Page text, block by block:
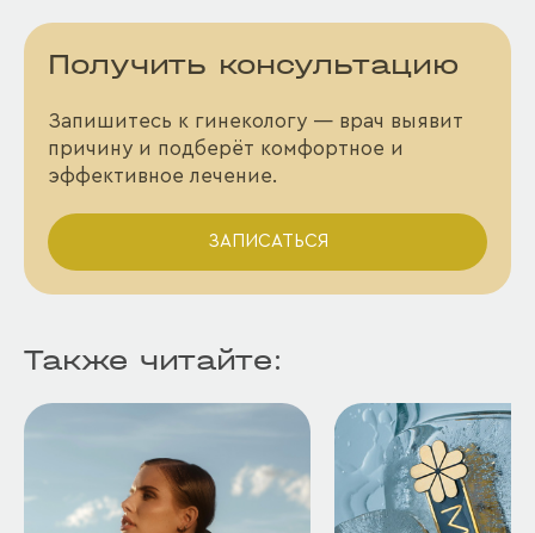
Получить консультацию
Запишитесь к гинекологу — врач выявит
причину и подберёт комфортное и
эффективное лечение.
ЗАПИСАТЬСЯ
Также читайте: